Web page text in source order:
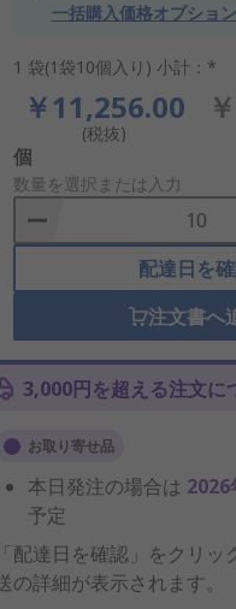
一括購入価格オプショ
1 袋(1袋10個入り) 小計：*
￥11,256.00
(税抜)
Add
to
Basket
個
数量を選択または入力
配達日を
注文書へ
3,000円を超える注文に
お取り寄せ品
本日発注の場合は 2026
予定
「配達日を確認」をクリ
の詳細が表示されます。